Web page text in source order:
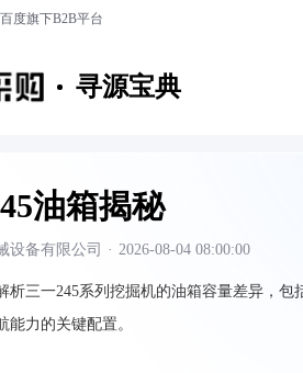
度旗下B2B平台
寻源宝典
油箱揭秘
设备有限公司 · 2026-08-04 08:00:00
析三一245系列挖掘机的油箱容量差异，包
能力的关键配置。